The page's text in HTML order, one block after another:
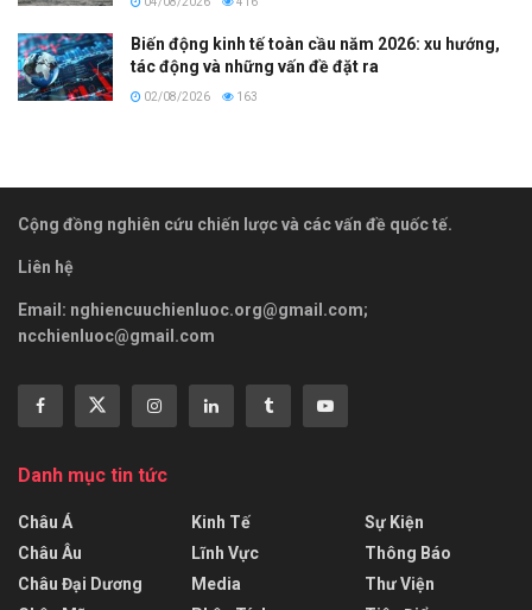
Biến động kinh tế toàn cầu năm 2026: xu hướng,
tác động và những vấn đề đặt ra
02/08/2026 163
Cộng đồng nghiên cứu chiến lược và các vấn đề quốc tế.
Liên hệ
Email: nghiencuuchienluoc.org@gmail.com;
ncchienluoc@gmail.com
Danh mục tin tức
Châu Á
Châu Âu
Châu Đại Dương
Kinh Tế
Lĩnh Vực
Media
Sự Kiện
Thông Báo
Thư Viện